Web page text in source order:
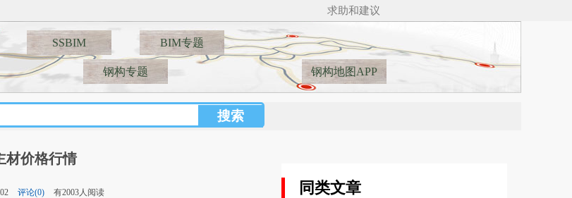
求助和建议
SSBIM BIM专题
钢构专题 钢构地图APP
材价格行情
评论(0) 有2003人阅读 同类文章